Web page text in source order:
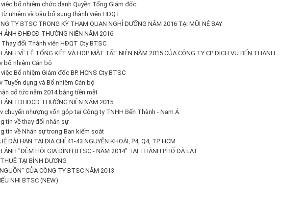
việc bổ nhiệm chức danh Quyền Tổng Giám đốc
nhiệm và bầu bổ sung thành viên HĐQT
TY BTSC TRONG KỲ THAM QUAN NGHỈ DƯỠNG NĂM 2016 TẠI MŨI NÉ BAY
ẢNH ĐHĐCĐ THƯỜNG NIÊN NĂM 2016
đổi Thành viên HĐQT Cty BTSC
ẢNH VỀ LỄ TỔNG KẾT VÀ HỌP MẶT TẤT NIÊN NĂM 2015 CỦA CÔNG TY CP DỊCH VỤ BẾN THÀNH
bổ nhiệm Cán bộ
Bổ nhiệm Giám đốc BP. HCNS Cty BTSC
Tuyển dụng và Bổ nhiệm Cán bộ
cổ tức năm 2014 bằng tiền mặt
ẢNH ĐHĐCĐ THƯỜNG NIÊN NĂM 2015
chuyển nhượng vốn góp tại Công ty TNHH Bến Thành - Nam Á
tin về thay đổi nhân sự
tin về Nhân sự trong Ban kiểm soát
DÀI HẠN TẠI ĐỊA CHỈ 41-43 NGUYỄN KHOÁI, P4, Q4, TP. HCM
ẢNH "ĐÊM HỘI GIA ĐÌNH BTSC - NĂM 2014" TẠI THÀNH PHỐ ĐÀ LẠT
TẠI BÌNH DƯƠNG
CỦA CÔNG TY BTSC NĂM 2013
NHI BTSC (NEW)